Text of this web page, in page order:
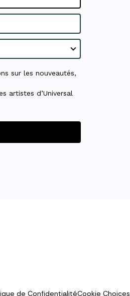
de ConfidentialitéCookie Choices